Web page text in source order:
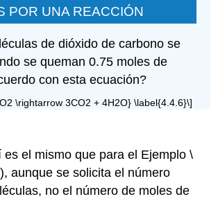
POR UNA REACCIÓN
de dióxido de carbono se
se queman 0.75 moles de
con esta ecuación?
\rightarrow 3CO2 + 4H2O} \label{4.4.6}\]
es el mismo que para el Ejemplo \
aunque se solicita el número
no el número de moles de